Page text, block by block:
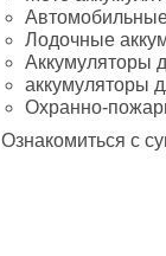
Лодочные
Аккумуляторы
аккумуляторы
Охранно-
Ознакомиться с